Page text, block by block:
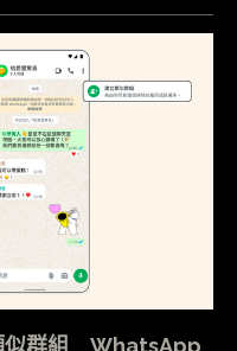
似群組 WhatsApp